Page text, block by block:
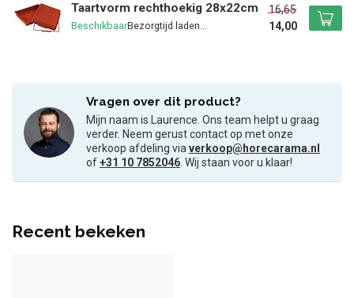
Taartvorm rechthoekig 28x22cm
Beschikbaar
16,65
14,00
Vragen over dit product?
Mijn naam is Laurence. Ons team helpt u graag
verder. Neem gerust contact op met onze
verkoop afdeling viaverkoop@horecarama.nl
of+31 10 7852046. Wij staan voor u klaar!
Recent bekeken